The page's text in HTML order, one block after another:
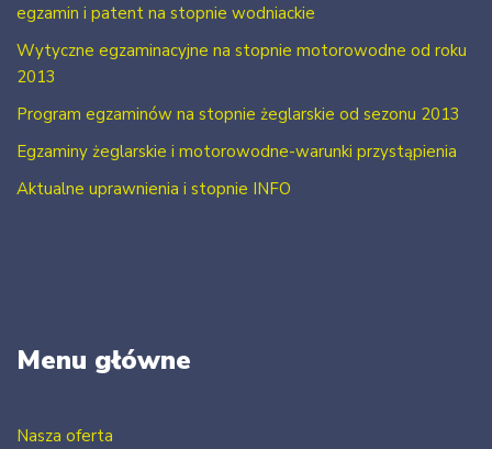
egzamin i patent na stopnie wodniackie
Wytyczne egzaminacyjne na stopnie motorowodne od roku
2013
Program egzaminów na stopnie żeglarskie od sezonu 2013
Egzaminy żeglarskie i motorowodne-warunki przystąpienia
Aktualne uprawnienia i stopnie INFO
Menu główne
Nasza oferta